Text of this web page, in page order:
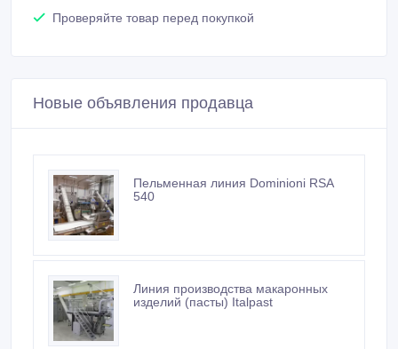
Проверяйте товар перед покупкой
Новые объявления продавца
Пельменная линия Dominioni RSA
540
Линия производства макаронных
изделий (пасты) Italpast